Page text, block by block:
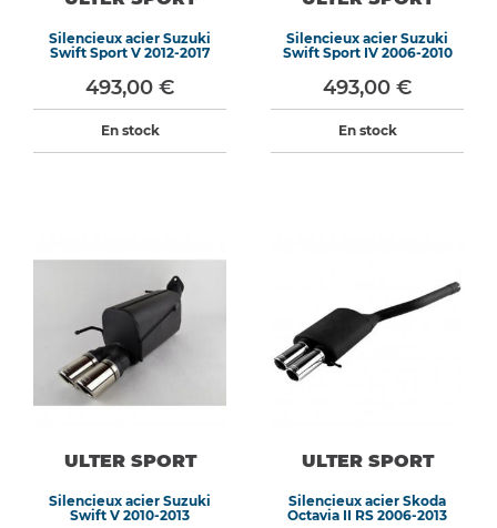
Silencieux acier Suzuki
Swift Sport V 2012-2017
493,00 €
En stock
Silencieux acier Suzuki
Swift Sport IV 2006-2010
493,00 €
En stock
ULTER SPORT
Silencieux acier Suzuki
Swift V 2010-2013
ULTER SPORT
Silencieux acier Skoda
Octavia II RS 2006-2013